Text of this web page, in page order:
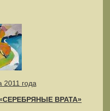
2011 года
ВРАТА»